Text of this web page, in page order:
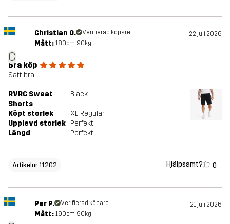
C
Christian O. Verifierad köpare 22 juli 2026
Mått: 180cm, 90kg
Bra köp
Satt bra
RVRC Sweat
Shorts
Black
Köpt storlek XL, Regular
Upplevd storlek Perfekt
Längd
Perfekt
Artikelnr 11202 Hjälpsamt? 0
Per P. Verifierad köpare 21 juli 2026
Mått: 190cm, 90kg